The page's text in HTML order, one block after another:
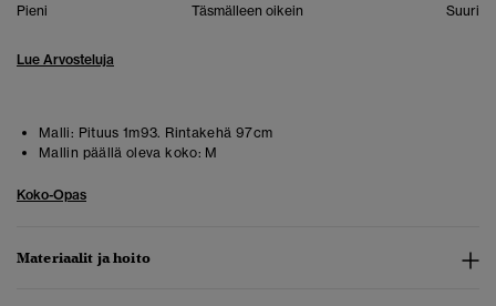
Pieni Täsmälleen oikein Suuri
Lue Arvosteluja
Malli: Pituus 1m93. Rintakehä 97cm
Mallin päällä oleva koko: M
Koko-Opas
Materiaalit ja hoito